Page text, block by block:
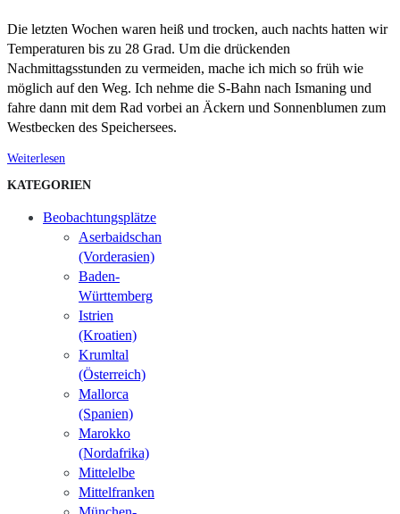
Die letzten Wochen waren heiß und trocken, auch nachts hatten wir
Temperaturen bis zu 28 Grad. Um die drückenden
Nachmittagsstunden zu vermeiden, mache ich mich so früh wie
möglich auf den Weg. Ich nehme die S-Bahn nach Ismaning und
fahre dann mit dem Rad vorbei an Äckern und Sonnenblumen zum
Westbecken des Speichersees.
Weiterlesen
KATEGORIEN
Beobachtungsplätze
Aserbaidschan
(Vorderasien)
Baden-
Württemberg
Istrien
(Kroatien)
Krumltal
(Österreich)
Mallorca
(Spanien)
Marokko
(Nordafrika)
Mittelelbe
Mittelfranken